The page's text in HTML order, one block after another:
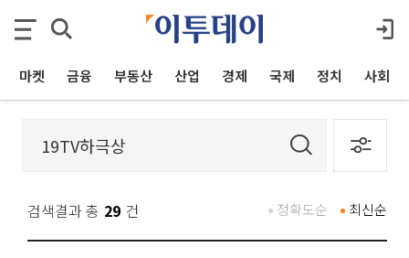
마켓 금융 부동산 산업 경제 국제 정치 사회
검색결과 총 29 건 최신순
정확도순